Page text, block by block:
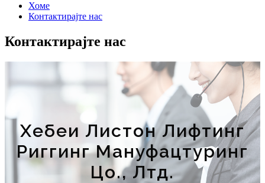
Хоме
Контактирајте нас
Контактирајте нас
Хебеи Листон Лифтинг
Риггинг Мануфацтуринг
Цо., Лтд.